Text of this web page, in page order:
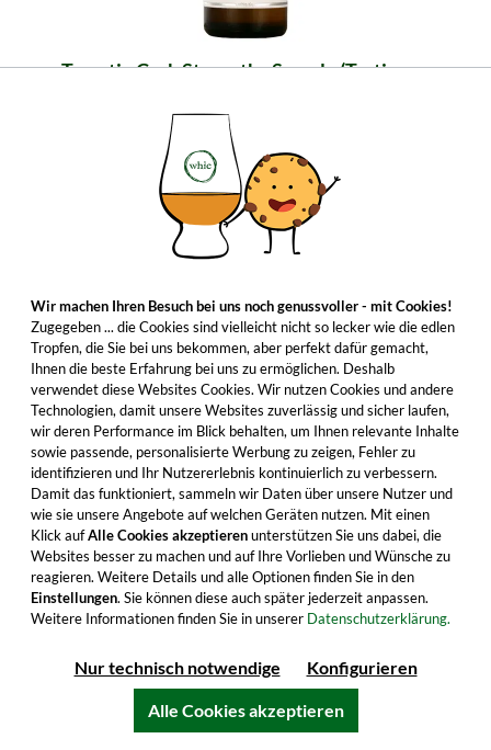
Tomatin Cask Strength - Sample (Tasting
In voller Fassstärke, bietet dieser Whisky die
konzentrierte Essenz von Tomatin. Jetzt selbst
Inhalt: 0.03 Liter (166,33 €/Liter)
In den Warenkorb
Alle Produktmerkmale
Wir machen Ihren Besuch bei uns noch genussvoller - mit Cookies!
Zugegeben ... die Cookies sind vielleicht nicht so lecker wie die edlen
Tropfen, die Sie bei uns bekommen, aber perfekt dafür gemacht,
Ihnen die beste Erfahrung bei uns zu ermöglichen. Deshalb
verwendet diese Websites Cookies. Wir nutzen Cookies und andere
Technologien, damit unsere Websites zuverlässig und sicher laufen,
wir deren Performance im Blick behalten, um Ihnen relevante Inhalte
sowie passende, personalisierte Werbung zu zeigen, Fehler zu
identifizieren und Ihr Nutzererlebnis kontinuierlich zu verbessern.
Damit das funktioniert, sammeln wir Daten über unsere Nutzer und
wie sie unsere Angebote auf welchen Geräten nutzen. Mit einen
Klick aufAlle Cookies akzeptierenunterstützen Sie uns dabei, die
Websites besser zu machen und auf Ihre Vorlieben und Wünsche zu
reagieren. Weitere Details und alle Optionen finden Sie in den
Einstellungen. Sie können diese auch später jederzeit anpassen.
Weitere Informationen finden Sie in unserer Datenschutzerklärung.
Nur technisch notwendige Konfigurieren
Alle Cookies akzeptieren